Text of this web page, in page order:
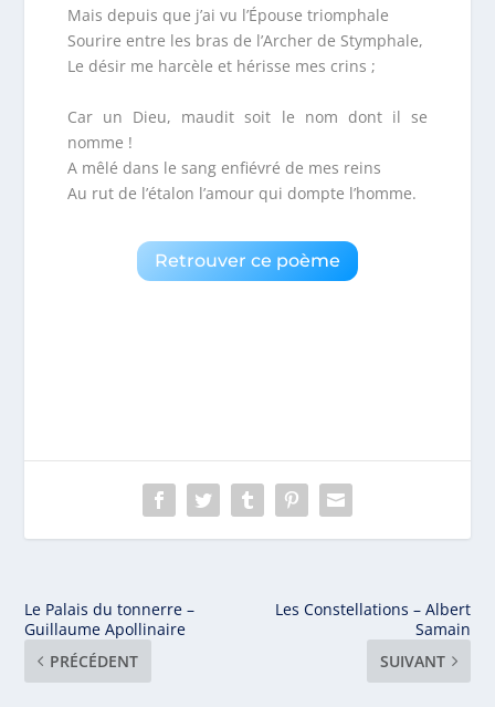
Mais depuis que j’ai vu l’Épouse triomphale
Sourire entre les bras de l’Archer de Stymphale,
Le désir me harcèle et hérisse mes crins ;
Car un Dieu, maudit soit le nom dont il se
nomme !
A mêlé dans le sang enfiévré de mes reins
Au rut de l’étalon l’amour qui dompte l’homme.
Retrouver ce poème
Le Palais du tonnerre –
Guillaume Apollinaire
PRÉCÉDENT
Les Constellations – Albert
Samain
SUIVANT